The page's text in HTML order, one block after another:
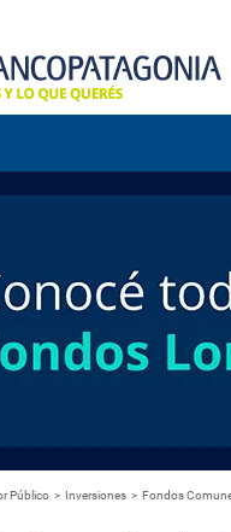
Público Inversiones Fondos